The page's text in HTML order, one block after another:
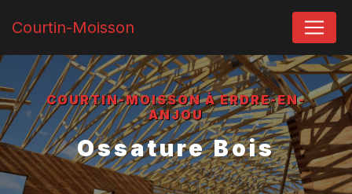
Courtin-Moisson
COURTIN-MOISSON À ERDRE-EN-
ANJOU
Ossature Bois